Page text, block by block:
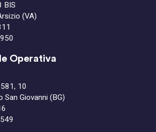
BIS
(VA)
Operativa
10
Giovanni (BG)